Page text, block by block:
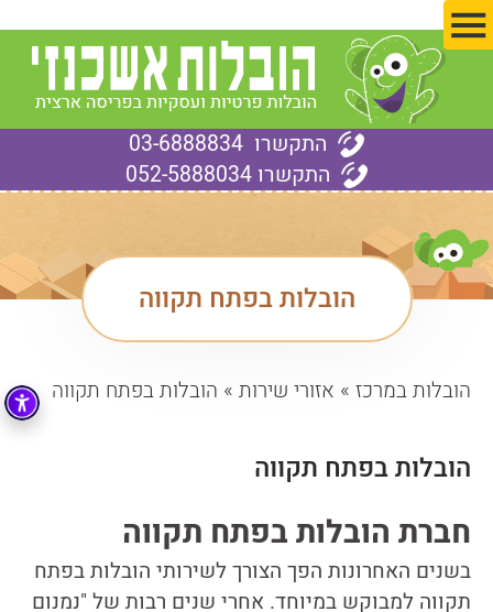
ד
התקשרו 03-6888834
התקשרו 052-5888034
הובלות בפתח תקווה
הובלות במרכז » אזורי שירות » הובלות בפתח תקווה
הובלות בפתח תקווה
חברת הובלות בפתח תקווה
בשנים האחרונות הפך הצורך לשירותי הובלות בפתח
תקווה למבוקש במיוחד. אחרי שנים רבות של "נמנום